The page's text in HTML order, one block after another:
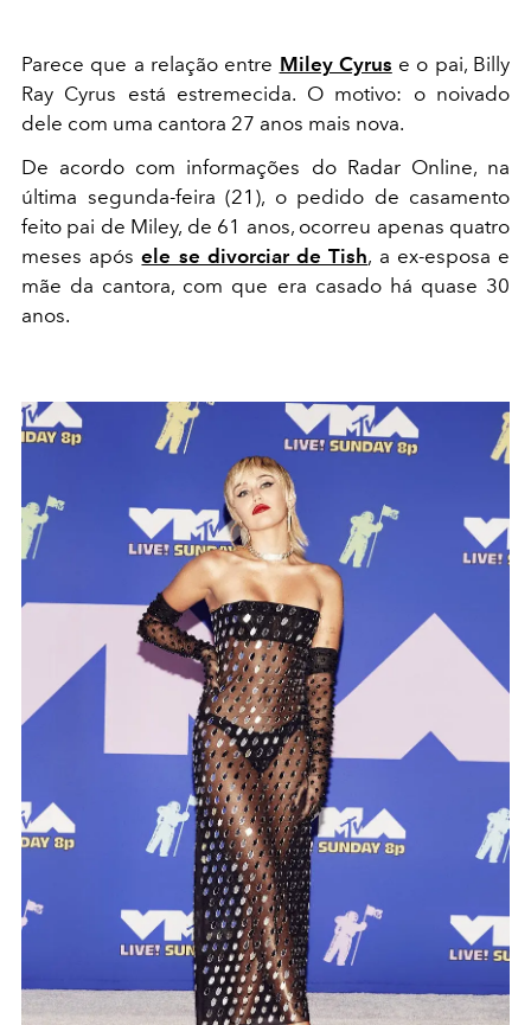
Parece que a relação entre Miley Cyrus e o pai, Billy
Ray Cyrus está estremecida. O motivo: o noivado
dele com uma cantora 27 anos mais nova.
De acordo com informações do Radar Online, na
última segunda-feira (21), o pedido de casamento
feito pai de Miley, de 61 anos, ocorreu apenas quatro
meses apósele se divorciar de Tish, a ex-esposa e
mãe da cantora, com que era casado há quase 30
anos.